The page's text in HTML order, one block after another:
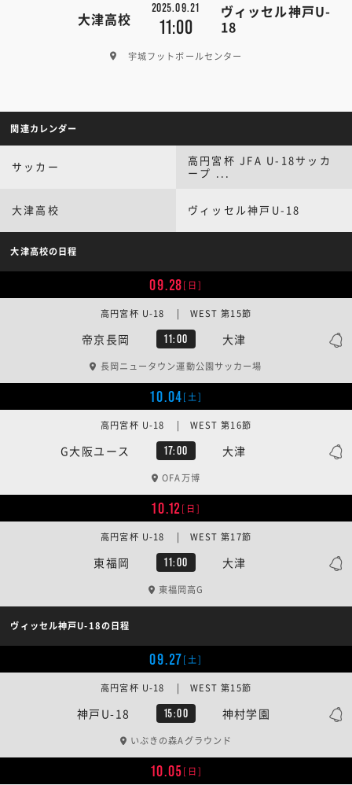
大津高校
2025.09.21
11:00
ヴィッセル神戸U-
18
宇城フットボールセンター
関連カレンダー
サッカー
高円宮杯 JFA U-18サッカ
ープ ...
大津高校 ヴィッセル神戸U-18
大津高校の日程
09.28[日]
帝京長岡 11:00 大津
高円宮杯 U-18 | WEST 第15節
長岡ニュータウン運動公園サッカー場
10.04[土]
G大阪ユース 17:00 大津
高円宮杯 U-18 | WEST 第16節
OFA万博
10.12[日]
東福岡 11:00 大津
高円宮杯 U-18 | WEST 第17節
東福岡高G
ヴィッセル神戸U-18の日程
09.27[土]
神戸U-18 15:00 神村学園
高円宮杯 U-18 | WEST 第15節
いぶきの森Aグラウンド
10.05[日]